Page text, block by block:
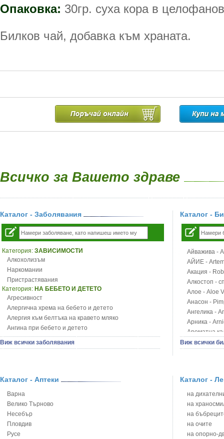
Опаковка: 30гр. суха кора в
Билков чай, добавка към храната.
Всичко за Вашето здраве
Каталог - Заболявания
Категория: ЗАВИСИМОСТИ
Алкохолизъм
Наркомании
Пристрастявания
Категория: НА БЕБЕТО И ДЕТЕТО
Агресивност
Алергична хрема на бебето и детето
Алергия към белтъка на кравето мляко
Ангина при бебето и детето
Анемия при бебето и детето
Апетит - пълни деца
Бронхиална астма при бебето и детето
Варицела
Висока температура на бебето и детето
Възпаление на ушите на бебето и детето
Глисти
Виж всички заболявания
Каталог -
Айважива -
АЙИЕ -
Акация -
Алкостоп -
Алое - Aloe
Анасон -
Ангелика -
Арника -
Ароматна
Арония -
Блатен
Блян
Бобови
Божур -
Борови
Босилек -
Виж всички
Каталог - Аптеки
Варна
Велико Търново
Несебър
Пловдив
Русе
Каталог -
на
на
на
на очите
на опорно-